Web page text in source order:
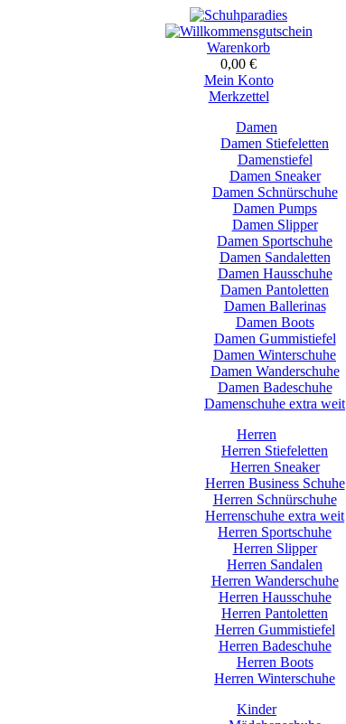
Warenkorb
0,00 €
Mein Konto
Merkzettel
Damen
Damen Stiefeletten
Damenstiefel
Damen Sneaker
Damen Schnürschuhe
Damen Pumps
Damen Slipper
Damen Sportschuhe
Damen Sandaletten
Damen Hausschuhe
Damen Pantoletten
Damen Ballerinas
Damen Boots
Damen Gummistiefel
Damen Winterschuhe
Damen Wanderschuhe
Damen Badeschuhe
Damenschuhe extra weit
Herren
Herren Stiefeletten
Herren Sneaker
Herren Business Schuhe
Herren Schnürschuhe
Herrenschuhe extra weit
Herren Sportschuhe
Herren Slipper
Herren Sandalen
Herren Wanderschuhe
Herren Hausschuhe
Herren Pantoletten
Herren Gummistiefel
Herren Badeschuhe
Herren Boots
Herren Winterschuhe
Kinder